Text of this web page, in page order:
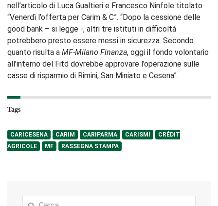
nell’articolo di Luca Gualtieri e Francesco Ninfole titolato
“Venerdì l’offerta per Carim & C”. “Dopo la cessione delle
good bank – si legge -, altri tre istituti in difficoltà
potrebbero presto essere messi in sicurezza. Secondo
quanto risulta a MF-Milano Finanza, oggi il fondo volontario
all’interno del Fitd dovrebbe approvare l’operazione sulle
casse di risparmio di Rimini, San Miniato e Cesena”.
Tags
CARICESENA CARIM CARIPARMA CARISMI
CRÉDIT
AGRICOLE
MF RASSEGNA STAMPA